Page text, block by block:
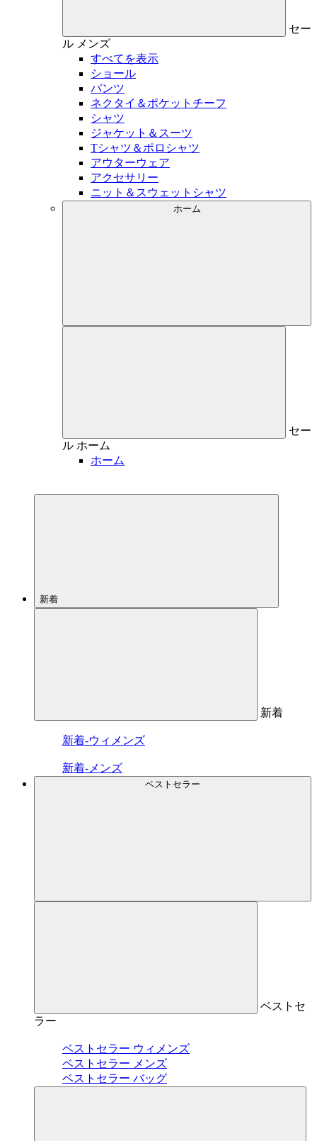
セー
ル メンズ
すべてを表示
ショール
パンツ
ネクタイ＆ポケットチーフ
シャツ
ジャケット＆スーツ
Tシャツ＆ポロシャツ
アウターウェア
アクセサリー
ニット＆スウェットシャツ
ホーム
セー
ル ホーム
ホーム
新着
新着
新着-ウィメンズ
新着-メンズ
ベストセラー
ベストセ
ラー
ベストセラー ウィメンズ
ベストセラー メンズ
ベストセラー バッグ